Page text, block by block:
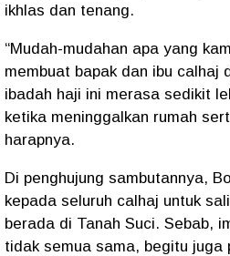
ikhlas dan tenang.
“Mudah-mudahan apa yang
membuat bapak dan ibu calhaj
ibadah haji ini merasa sedikit
ketika meninggalkan rumah
harapnya.
Di penghujung sambutannya,
kepada seluruh calhaj untuk
berada di Tanah Suci. Sebab,
tidak semua sama, begitu juga